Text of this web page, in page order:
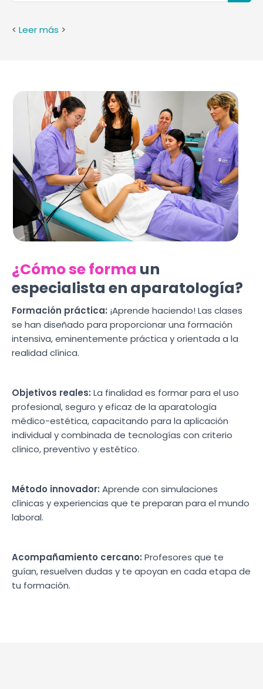
< Leer más >
¿Cómo se forma un
especialista en aparatología?
Formación práctica: ¡Aprende haciendo! Las clases
se han diseñado para proporcionar una formación
intensiva, eminentemente práctica y orientada a la
realidad clínica.
Objetivos reales: La finalidad es formar para el uso
profesional, seguro y eficaz de la aparatología
médico-estética, capacitando para la aplicación
individual y combinada de tecnologías con criterio
clínico, preventivo y estético.
Método innovador: Aprende con simulaciones
clínicas y experiencias que te preparan para el mundo
laboral.
Acompañamiento cercano: Profesores que te
guían, resuelven dudas y te apoyan en cada etapa de
tu formación.